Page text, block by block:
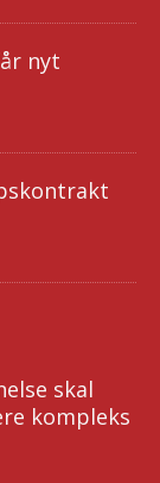
nyt
skal
kompleks